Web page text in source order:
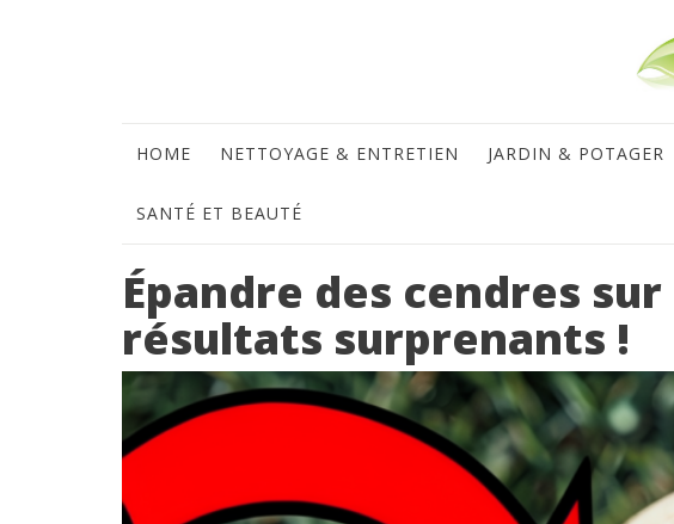
HOME NETTOYAGE & ENTRETIEN JARDIN & POTAGER
SANTÉ ET BEAUTÉ
Épandre des cendres
résultats surprenants !